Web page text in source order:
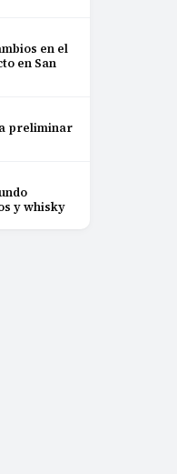
en el
en San
preliminar
y whisky